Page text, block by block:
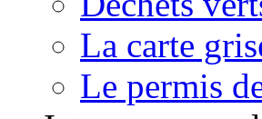
La carte
Le permis